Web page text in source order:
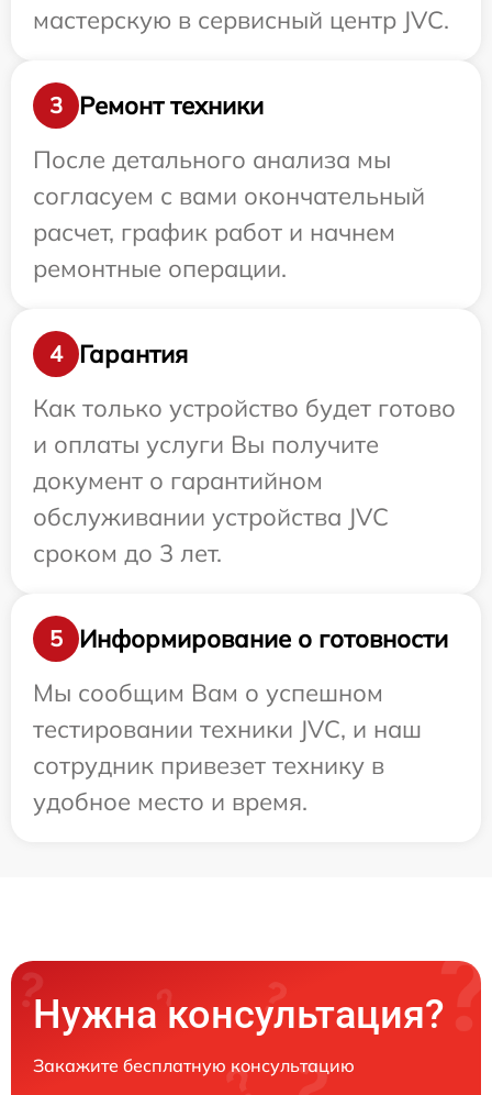
мастерскую в сервисный центр JVC.
3
Ремонт техники
После детального анализа мы
согласуем с вами окончательный
расчет, график работ и начнем
ремонтные операции.
4
Гарантия
Как только устройство будет готово
и оплаты услуги Вы получите
документ о гарантийном
обслуживании устройства JVC
сроком до 3 лет.
5
Информирование о готовности
Мы сообщим Вам о успешном
тестировании техники JVC, и наш
сотрудник привезет технику в
удобное место и время.
Нужна консультация?
Закажите бесплатную консультацию